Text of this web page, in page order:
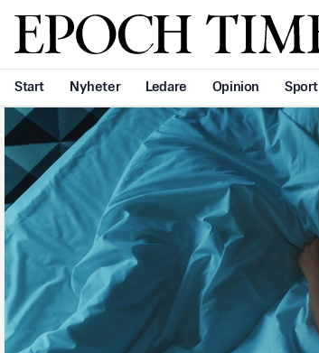
Svenska Epoch Times
Start Nyheter Ledare Opinion Sport